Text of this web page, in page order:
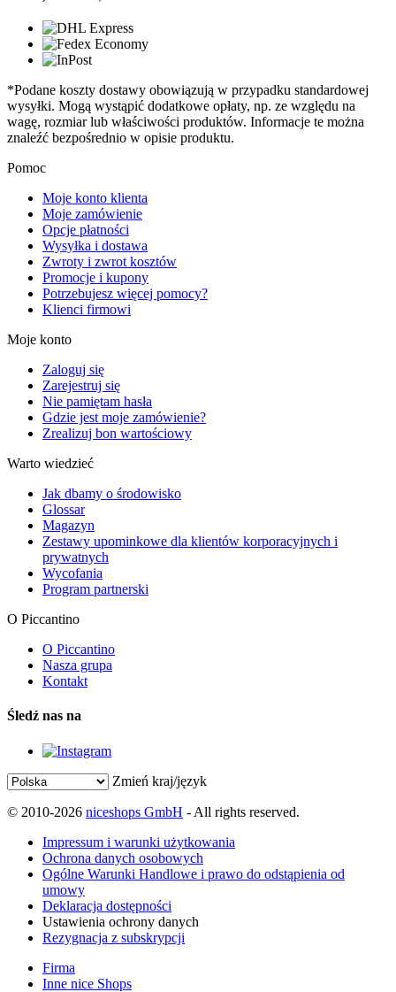
*Podane koszty dostawy obowiązują w przypadku standardowej
wysyłki. Mogą wystąpić dodatkowe opłaty, np. ze względu na
wagę, rozmiar lub właściwości produktów. Informacje te można
znaleźć bezpośrednio w opisie produktu.
Pomoc
Moje konto klienta
Moje zamówienie
Opcje płatności
Wysyłka i dostawa
Zwroty i zwrot kosztów
Promocje i kupony
Potrzebujesz więcej pomocy?
Klienci firmowi
Moje konto
Zaloguj się
Zarejestruj się
Nie pamiętam hasła
Gdzie jest moje zamówienie?
Zrealizuj bon wartościowy
Warto wiedzieć
Jak dbamy o środowisko
Glossar
Magazyn
Zestawy upominkowe dla klientów korporacyjnych i
prywatnych
Wycofania
Program partnerski
O Piccantino
O Piccantino
Nasza grupa
Kontakt
Śledź nas na
Zmień kraj/język
© 2010-2026 niceshops GmbH - All rights reserved.
Impressum i warunki użytkowania
Ochrona danych osobowych
Ogólne Warunki Handlowe i prawo do odstąpienia od
umowy
Deklaracja dostępności
Ustawienia ochrony danych
Rezygnacja z subskrypcji
Firma
Inne nice Shops